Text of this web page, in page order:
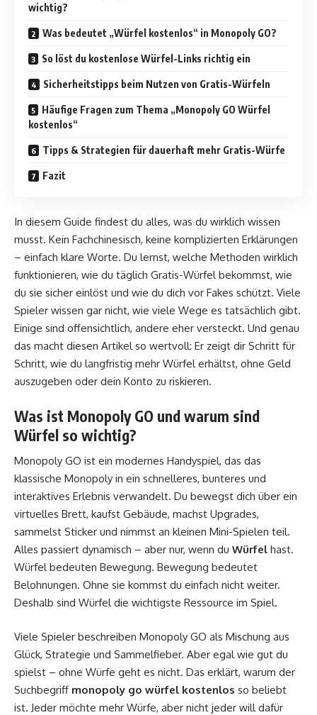
wichtig?
Was bedeutet „Würfel kostenlos“ in Monopoly GO?
So löst du kostenlose Würfel-Links richtig ein
Sicherheitstipps beim Nutzen von Gratis-Würfeln
Häufige Fragen zum Thema „Monopoly GO Würfel
kostenlos“
Tipps & Strategien für dauerhaft mehr Gratis-Würfe
Fazit
In diesem Guide findest du alles, was du wirklich wissen
musst. Kein Fachchinesisch, keine komplizierten Erklärungen
– einfach klare Worte. Du lernst, welche Methoden wirklich
funktionieren, wie du täglich Gratis-Würfel bekommst, wie
du sie sicher einlöst und wie du dich vor Fakes schützt. Viele
Spieler wissen gar nicht, wie viele Wege es tatsächlich gibt.
Einige sind offensichtlich, andere eher versteckt. Und genau
das macht diesen Artikel so wertvoll: Er zeigt dir Schritt für
Schritt, wie du langfristig mehr Würfel erhältst, ohne Geld
auszugeben oder dein Konto zu riskieren.
Was ist Monopoly GO und warum sind
Würfel so wichtig?
Monopoly GO ist ein modernes Handyspiel, das das
klassische Monopoly in ein schnelleres, bunteres und
interaktives Erlebnis verwandelt. Du bewegst dich über ein
virtuelles Brett, kaufst Gebäude, machst Upgrades,
sammelst Sticker und nimmst an kleinen Mini-Spielen teil.
Alles passiert dynamisch – aber nur, wenn du Würfel hast.
Würfel bedeuten Bewegung. Bewegung bedeutet
Belohnungen. Ohne sie kommst du einfach nicht weiter.
Deshalb sind Würfel die wichtigste Ressource im Spiel.
Viele Spieler beschreiben Monopoly GO als Mischung aus
Glück, Strategie und Sammelfieber. Aber egal wie gut du
spielst – ohne Würfe geht es nicht. Das erklärt, warum der
Suchbegriff monopoly go würfel kostenlos so beliebt
ist. Jeder möchte mehr Würfe, aber nicht jeder will dafür